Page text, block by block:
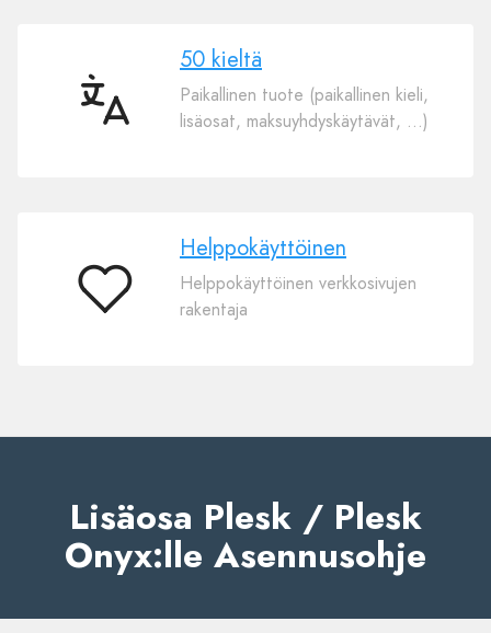
50
50 kieltä
Paikallinen tuote (paikallinen kieli,
lisäosat, maksuyhdyskäytävät, …)
Helppokäyttöinen
Helppokäyttöinen
Helppokäyttöinen verkkosivujen
rakentaja
Lisäosa Plesk / Plesk
Onyx:lle Asennusohje